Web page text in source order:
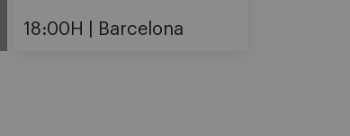
18:00H Barcelona